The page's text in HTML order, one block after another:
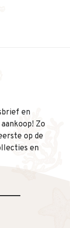
en
Zo
op de
en